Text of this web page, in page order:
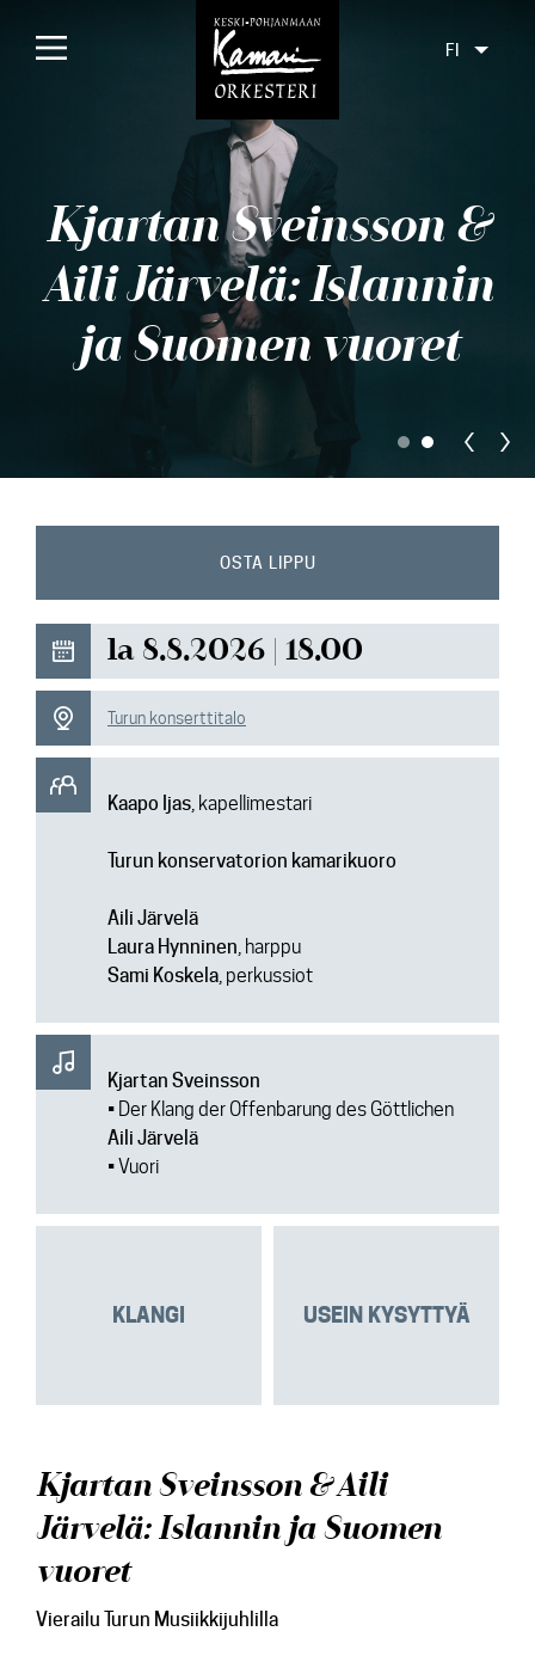
Tulossa
Menneet
Liput
Yhteys
FI
Kjartan Sveinsson &
Aili Järvelä: Islannin
ja Suomen vuoret
OSTA LIPPU
la 8.8.2026 | 18.00
Turun konserttitalo
Kaapo Ijas, kapellimestari
Turun konservatorion kamarikuoro
Aili Järvelä
Laura Hynninen, harppu
Sami Koskela, perkussiot
Kjartan Sveinsson
• Der Klang der Offenbarung des Göttlichen
Aili Järvelä
• Vuori
KLANGI USEIN KYSYTTYÄ
Kjartan Sveinsson & Aili
Järvelä: Islannin ja Suomen
vuoret
Vierailu Turun Musiikkijuhlilla